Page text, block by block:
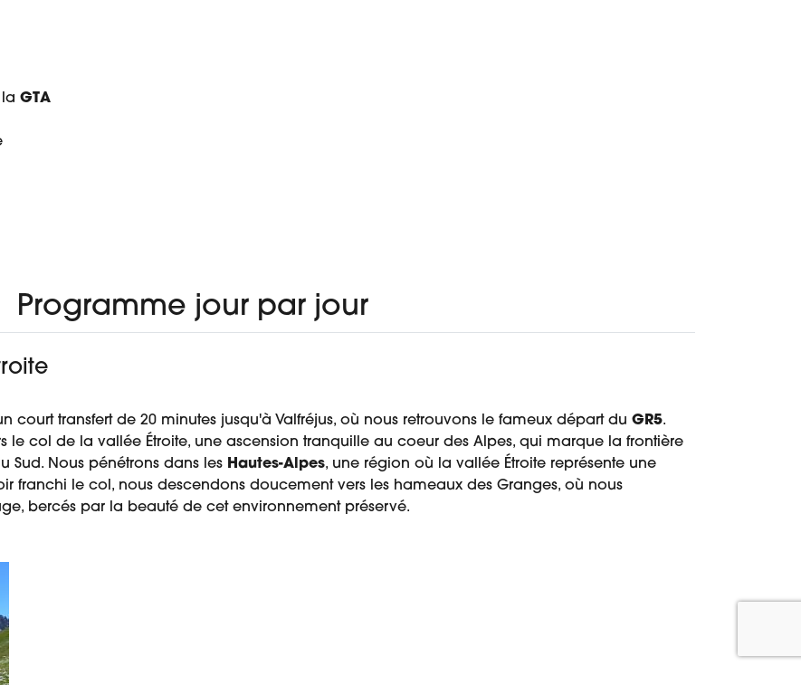
GTA
Programme jour par jour
court transfert de 20 minutes jusqu'à Valfréjus, où nous retrouvons le fameux départ du GR5.
le col de la vallée Étroite, une ascension tranquille au coeur des Alpes, qui marque la frontière
Sud. Nous pénétrons dans les Hautes-Alpes, une région où la vallée Étroite représente une
franchi le col, nous descendons doucement vers les hameaux des Granges, où nous
bercés par la beauté de cet environnement préservé.